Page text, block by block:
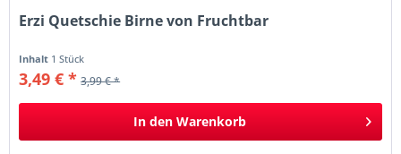
Erzi Quetschie Birne von Fruchtbar
Inhalt 1 Stück
3,49 € * 3,99 € *
In den Warenkorb